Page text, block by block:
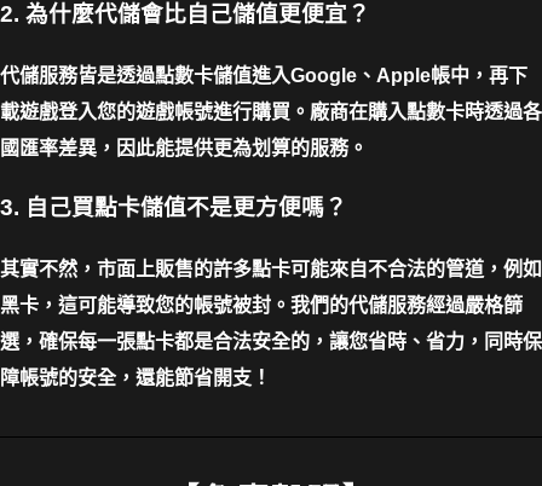
2. 為什麼代儲會比自己儲值更便宜？
代儲服務皆是透過點數卡儲值進入Google、Apple帳中，再下
載遊戲登入您的遊戲帳號進行購買。廠商在購入點數卡時透過各
國匯率差異，因此能提供更為划算的服務。
3. 自己買點卡儲值不是更方便嗎？
其實不然，市面上販售的許多點卡可能來自不合法的管道，例如
黑卡，這可能導致您的帳號被封。我們的代儲服務經過嚴格篩
選，確保每一張點卡都是合法安全的，讓您省時、省力，同時保
障帳號的安全，還能節省開支！